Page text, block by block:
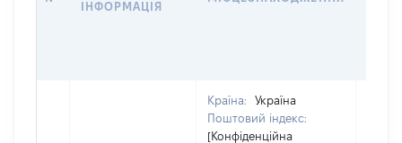
ІНФОРМАЦІЯ
Країна:
Україна
Поштовий індекс:
[Конфіденційна